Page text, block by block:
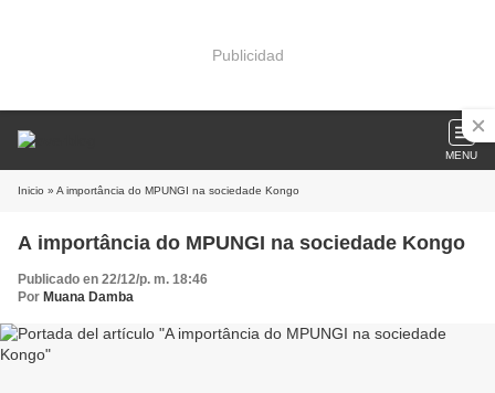
Publicidad
MENU
Inicio » A importância do MPUNGI na sociedade Kongo
A importância do MPUNGI na sociedade Kongo
Publicado en 22/12/p. m. 18:46
Por Muana Damba